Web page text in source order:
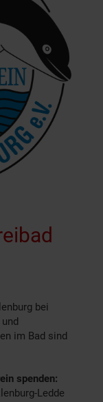
bei
im Bad sind
spenden:
Ledde